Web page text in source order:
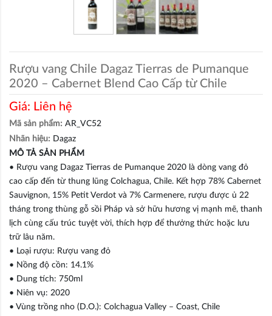
Rượu vang Chile Dagaz Tierras de Pumanque
2020 – Cabernet Blend Cao Cấp từ Chile
Giá: Liên hệ
Mã sản phẩm: AR_VC52
Nhãn hiệu: Dagaz
MÔ TẢ SẢN PHẨM
• Rượu vang Dagaz Tierras de Pumanque 2020 là dòng vang đỏ
cao cấp đến từ thung lũng Colchagua, Chile. Kết hợp 78% Cabernet
Sauvignon, 15% Petit Verdot và 7% Carmenere, rượu được ủ 22
tháng trong thùng gỗ sồi Pháp và sở hữu hương vị mạnh mẽ, thanh
lịch cùng cấu trúc tuyệt vời, thích hợp để thưởng thức hoặc lưu
trữ lâu năm.
• Loại rượu: Rượu vang đỏ
• Nồng độ cồn: 14.1%
• Dung tích: 750ml
• Niên vụ: 2020
• Vùng trồng nho (D.O.): Colchagua Valley – Coast, Chile